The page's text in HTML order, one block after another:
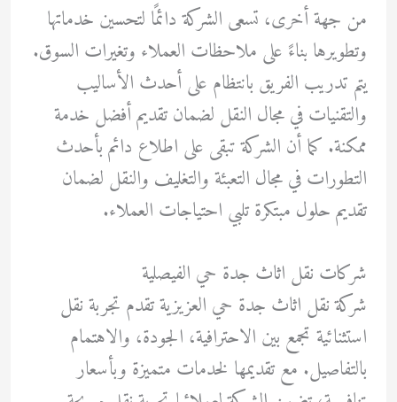
من جهة أخرى، تسعى الشركة دائمًا لتحسين خدماتها
وتطويرها بناءً على ملاحظات العملاء وتغيرات السوق.
يتم تدريب الفريق بانتظام على أحدث الأساليب
والتقنيات في مجال النقل لضمان تقديم أفضل خدمة
ممكنة. كما أن الشركة تبقى على اطلاع دائم بأحدث
التطورات في مجال التعبئة والتغليف والنقل لضمان
تقديم حلول مبتكرة تلبي احتياجات العملاء.
شركات نقل اثاث جدة حي الفيصلية
شركة نقل اثاث جدة حي العزيزية تقدم تجربة نقل
استثنائية تجمع بين الاحترافية، الجودة، والاهتمام
بالتفاصيل. مع تقديمها لخدمات متميزة وبأسعار